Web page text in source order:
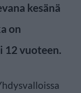
kesänä
on
12 vuoteen.